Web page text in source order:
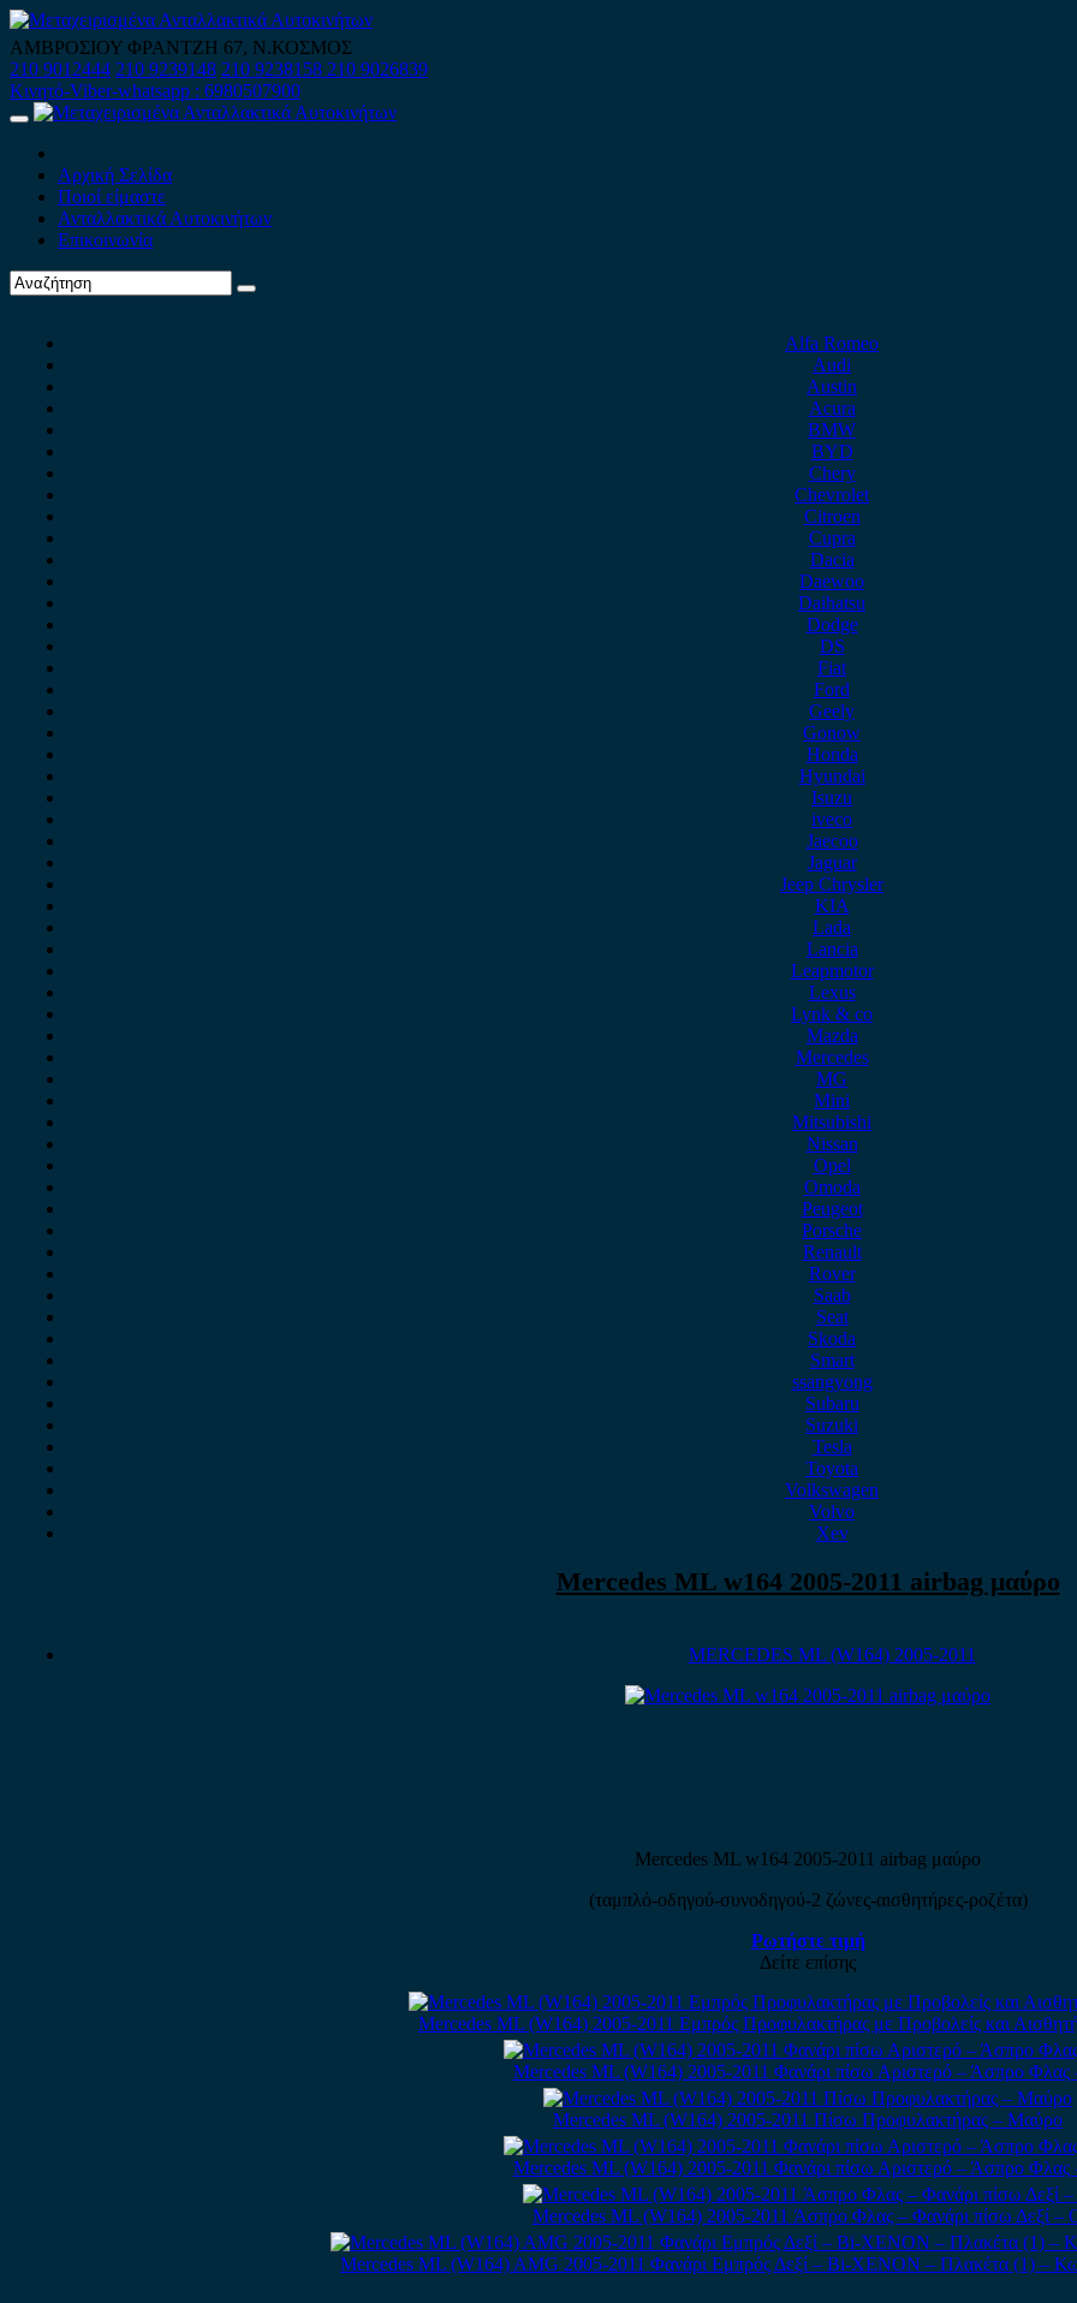
Skip
to
content
ΑΜΒΡΟΣΙΟΥ ΦΡΑΝΤΖΗ 67, Ν.ΚΟΣΜΟΣ
210 9012444 210 9239148 210 9238158 210 9026839
Κινητό-Viber-whatsapp : 6980507900
Primary
Αρχική Σελίδα
Ποιοί είμαστε
Ανταλλακτικά Αυτοκινήτων
Επικοινωνία
Alfa Romeo
Audi
Austin
Acura
BMW
BYD
Chery
Chevrolet
Citroen
Cupra
Dacia
Daewoo
Daihatsu
Dodge
DS
Fiat
Ford
Geely
Gonow
Honda
Hyundai
Isuzu
iveco
Jaecoo
Jaguar
Jeep Chrysler
KIA
Lada
Lancia
Leapmotor
Lexus
Lynk & co
Mazda
Mercedes
MG
Mini
Mitsubishi
Nissan
Opel
Omoda
Peugeot
Porsche
Renault
Rover
Saab
Seat
Skoda
Smart
ssangyong
Subaru
Suzuki
Tesla
Toyota
Volkswagen
Volvo
Xev
Mercedes ML w164 2005-2011 airbag μαύρο
MERCEDES ML (W164) 2005-2011
Mercedes ML w164 2005-2011 airbag μαύρο
(ταμπλό-οδηγού-συνοδηγού-2 ζώνες-αισθητήρες-ροζέτα)
Ρωτήστε τιμή
Δείτε επίσης
Mercedes ML (W164) 2005-2011 Εμπρός Προφυλακτήρας με Προβολείς και
Mercedes ML (W164) 2005-2011 Φανάρι πίσω Αριστερό – Άσπρο Φλας
Mercedes ML (W164) 2005-2011 Πίσω Προφυλακτήρας – Μαύρο
Mercedes ML (W164) 2005-2011 Φανάρι πίσω Αριστερό – Άσπρο Φλας
Mercedes ML (W164) 2005-2011 Άσπρο Φλας – Φανάρι πίσω Δεξί –
Mercedes ML (W164) AMG 2005-2011 Φανάρι Εμπρός Δεξί – Bi-XENON – Πλακέτα (1) –